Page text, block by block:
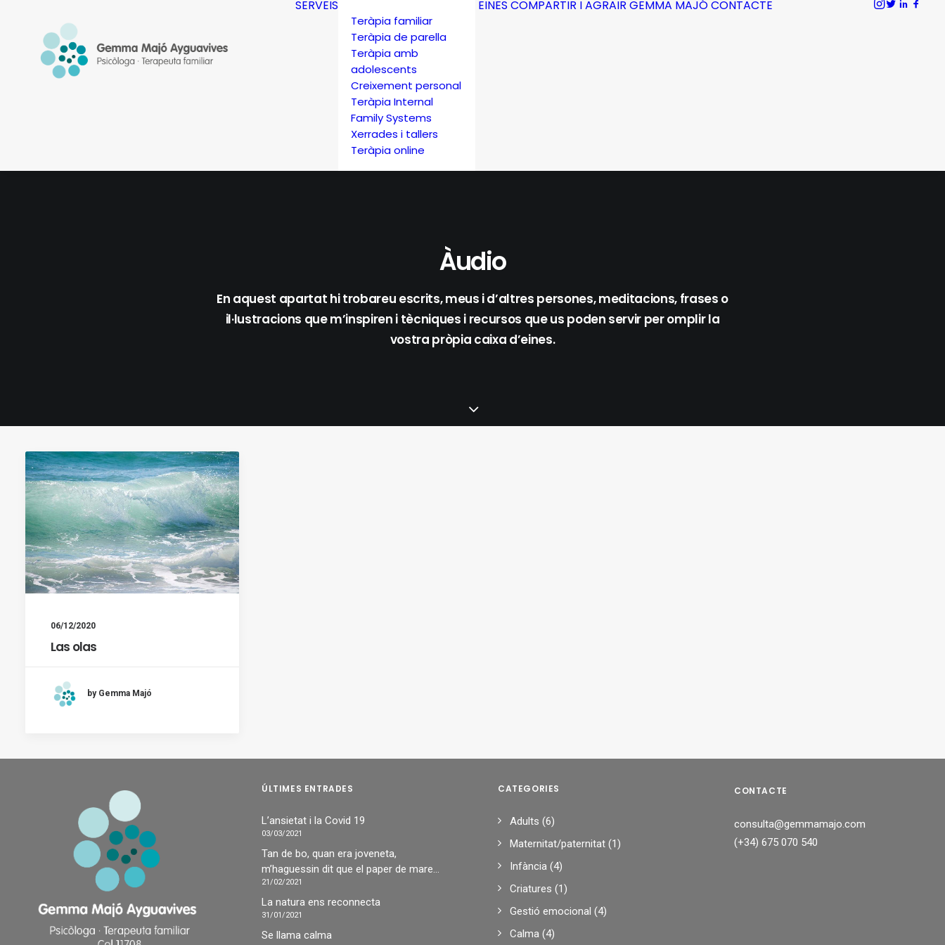
SERVEIS
Teràpia familiar
Teràpia de parella
Teràpia amb
adolescents
Creixement personal
Teràpia Internal
Family Systems
Xerrades i tallers
Teràpia online
EINES COMPARTIR I AGRAIR GEMMA MAJÓCONTACTE
Àudio
En aquest apartat hi trobareu escrits, meus i d’altres persones, meditacions, frases o
il·lustracions que m’inspiren i tècniques i recursos que us poden servir per omplir la
vostra pròpia caixa d’eines.
06/12/2020
Las olas
by Gemma Majó
ÚLTIMES ENTRADES
L’ansietat i la Covid 19
03/03/2021
Tan de bo, quan era joveneta,
m’haguessin dit que el paper de mare…
21/02/2021
La natura ens reconnecta
31/01/2021
Se llama calma
CATEGORIES
Adults (6)
Maternitat/paternitat (1)
Infància (4)
Criatures (1)
Gestió emocional (4)
Calma (4)
CONTACTE
consulta@gemmamajo.com
(+34) 675 070 540